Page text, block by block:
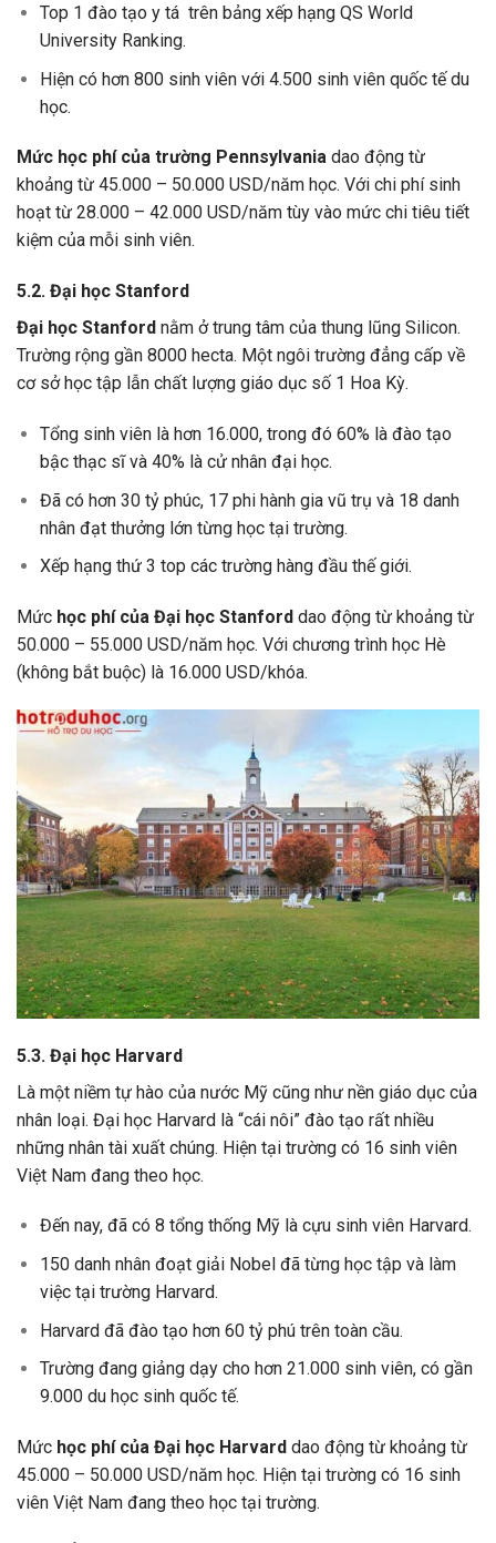
Top 1 đào tạo y tá trên bảng xếp hạng QS World
University Ranking.
Hiện có hơn 800 sinh viên với 4.500 sinh viên quốc tế du
học.
Mức học phí của trường Pennsylvania dao động từ
khoảng từ 45.000 – 50.000 USD/năm học. Với chi phí sinh
hoạt từ 28.000 – 42.000 USD/năm tùy vào mức chi tiêu tiết
kiệm của mỗi sinh viên.
5.2. Đại học Stanford
Đại học Stanford nằm ở trung tâm của thung lũng Silicon.
Trường rộng gần 8000 hecta. Một ngôi trường đẳng cấp về
cơ sở học tập lẫn chất lượng giáo dục số 1 Hoa Kỳ.
Tổng sinh viên là hơn 16.000, trong đó 60% là đào tạo
bậc thạc sĩ và 40% là cử nhân đại học.
Đã có hơn 30 tỷ phúc, 17 phi hành gia vũ trụ và 18 danh
nhân đạt thưởng lớn từng học tại trường.
Xếp hạng thứ 3 top các trường hàng đầu thế giới.
Mức học phí của Đại học Stanford dao động từ khoảng từ
50.000 – 55.000 USD/năm học. Với chương trình học Hè
(không bắt buộc) là 16.000 USD/khóa.
5.3. Đại học Harvard
Là một niềm tự hào của nước Mỹ cũng như nền giáo dục của
nhân loại. Đại học Harvard là “cái nôi” đào tạo rất nhiều
những nhân tài xuất chúng. Hiện tại trường có 16 sinh viên
Việt Nam đang theo học.
Đến nay, đã có 8 tổng thống Mỹ là cựu sinh viên Harvard.
150 danh nhân đoạt giải Nobel đã từng học tập và làm
việc tại trường Harvard.
Harvard đã đào tạo hơn 60 tỷ phú trên toàn cầu.
Trường đang giảng dạy cho hơn 21.000 sinh viên, có gần
9.000 du học sinh quốc tế.
Mức học phí của Đại học Harvard dao động từ khoảng từ
45.000 – 50.000 USD/năm học. Hiện tại trường có 16 sinh
viên Việt Nam đang theo học tại trường.